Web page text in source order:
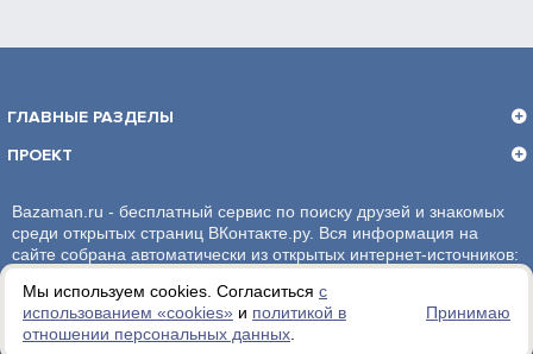
Мы используем cookies. Согласиться с
использованием «сookies» и политикой в
отношении персональных данных
Принимаю
ГЛАВНЫЕ РАЗДЕЛЫ
ПРОЕКТ
Bazaman.ru - бесплатный сервис по поиску друзей и знакомых
среди открытых страниц ВКонтакте.ру. Вся информация на
сайте собрана автоматически из открытых интернет-источников:
администрация сайта ответственности не несет.
Политика обработки персональных данных